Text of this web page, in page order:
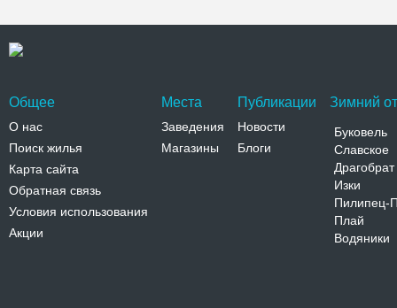
Общее
О нас
Поиск жилья
Карта сайта
Обратная связь
Условия использования
Акции
Места
Заведения
Магазины
Публикации
Новости
Блоги
Зимний
Буковель
Славское
Драгобрат
Изки
Пилипец-
Плай
Водяники